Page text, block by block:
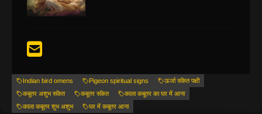
Indian bird omens Pigeon spiritual signs
ऊर्जा संकेत पक्षी
कबूतर अशुभ संकेत
कबूतर संकेत
काला कबूतर का घर में आना
काला कबूतर शुभ अशुभ
घर में कबूतर आना